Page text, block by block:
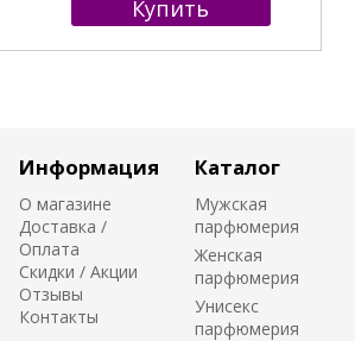
Информация
О магазине
Доставка /
Оплата
Скидки / Акции
Отзывы
Контакты
Каталог
Мужская
парфюмерия
Женская
парфюмерия
Унисекс
парфюмерия